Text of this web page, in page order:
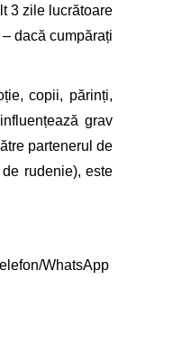
3 zile lucrătoare
dacă cumpărați
copii, părinți,
grav
partenerul de
rudenie), este
WhatsApp